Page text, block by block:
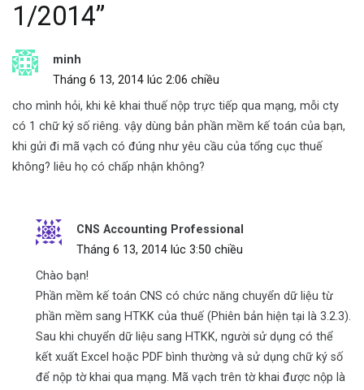
1/2014”
minh
Tháng 6 13, 2014 lúc 2:06 chiều
cho mình hỏi, khi kê khai thuế nộp trực tiếp qua mạng, mỗi cty
có 1 chữ ký số riêng. vậy dùng bản phần mềm kế toán của bạn,
khi gửi đi mã vạch có đúng như yêu cầu của tổng cục thuế
không? liêu họ có chấp nhận không?
CNS Accounting Professional
Tháng 6 13, 2014 lúc 3:50 chiều
Chào bạn!
Phần mềm kế toán CNS có chức năng chuyển dữ liệu từ
phần mềm sang HTKK của thuế (Phiên bản hiện tại là 3.2.3).
Sau khi chuyển dữ liệu sang HTKK, người sử dụng có thể
kết xuất Excel hoặc PDF bình thường và sử dụng chữ ký số
để nộp tờ khai qua mạng. Mã vạch trên tờ khai được nộp là